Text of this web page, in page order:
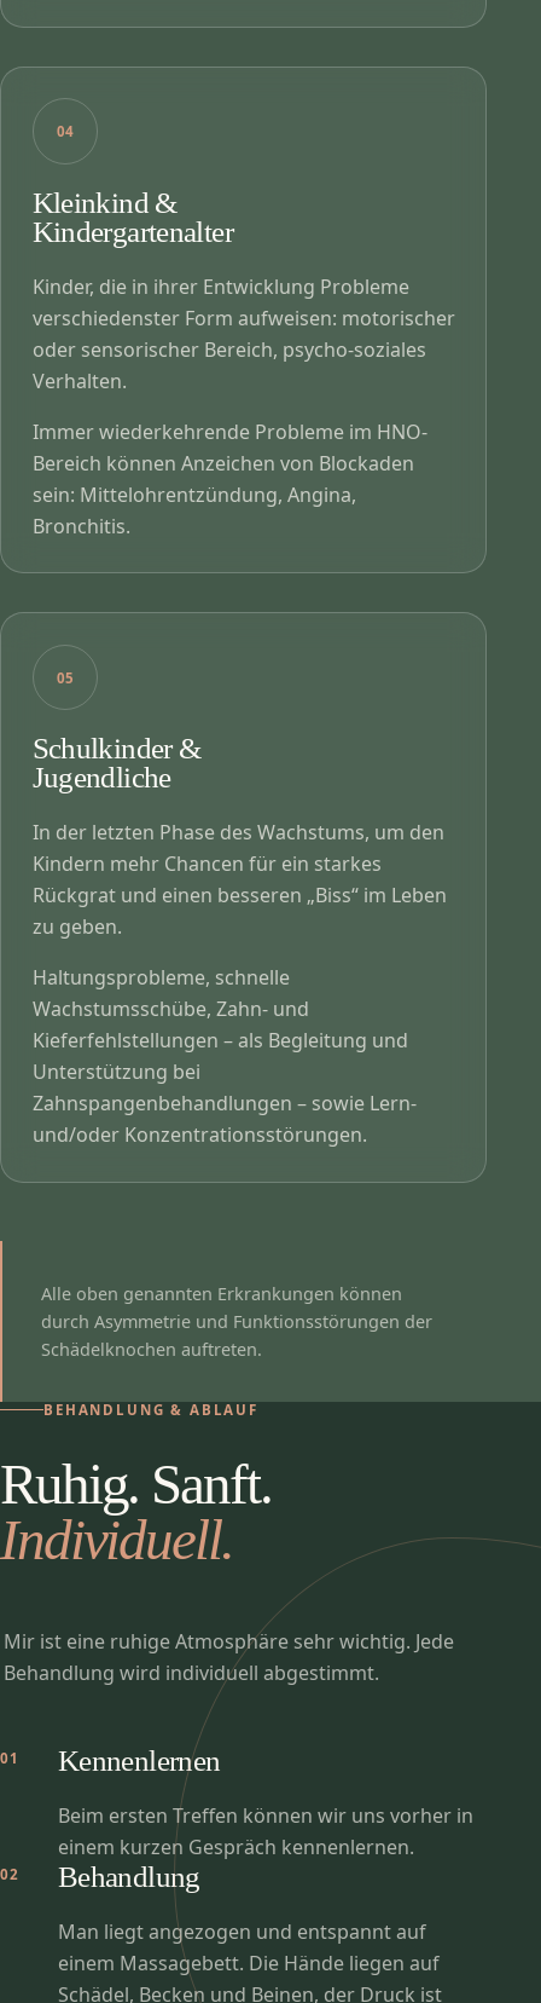
04
Kleinkind &
Kindergartenalter
Kinder, die in ihrer Entwicklung Probleme
verschiedenster Form aufweisen: motorischer
oder sensorischer Bereich, psycho-soziales
Verhalten.
Immer wiederkehrende Probleme im HNO-
Bereich können Anzeichen von Blockaden
sein: Mittelohrentzündung, Angina,
Bronchitis.
05
Schulkinder &
Jugendliche
In der letzten Phase des Wachstums, um den
Kindern mehr Chancen für ein starkes
Rückgrat und einen besseren „Biss“ im Leben
zu geben.
Haltungsprobleme, schnelle
Wachstumsschübe, Zahn- und
Kieferfehlstellungen – als Begleitung und
Unterstützung bei
Zahnspangenbehandlungen – sowie Lern-
und/oder Konzentrationsstörungen.
Alle oben genannten Erkrankungen können
durch Asymmetrie und Funktionsstörungen der
Schädelknochen auftreten.
BEHANDLUNG & ABLAUF
Ruhig. Sanft.
Individuell.
Mir ist eine ruhige Atmosphäre sehr wichtig. Jede
Behandlung wird individuell abgestimmt.
01 Kennenlernen
Beim ersten Treffen können wir uns vorher in
einem kurzen Gespräch kennenlernen.
02 Behandlung
Man liegt angezogen und entspannt auf
einem Massagebett. Die Hände liegen auf
Schädel, Becken und Beinen, der Druck ist